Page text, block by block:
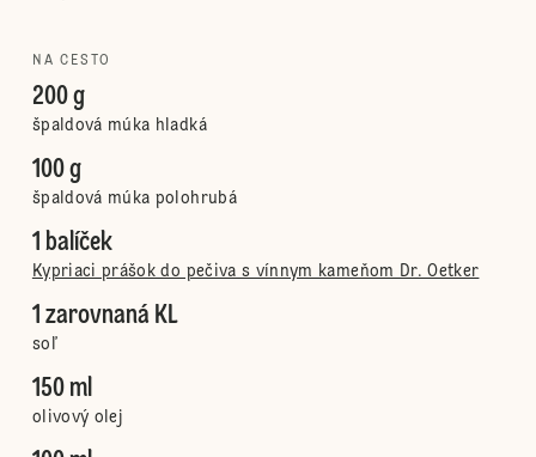
NA CESTO
200 g
špaldová múka hladká
100 g
špaldová múka polohrubá
1 balíček
Kypriaci prášok do pečiva s vínnym kameňom Dr. Oetker
1 zarovnaná KL
soľ
150 ml
olivový olej